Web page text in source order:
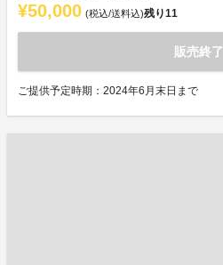
¥50,000 (税込/送料込)残り11
販売終了
ご提供予定時期：2024年6月末日まで